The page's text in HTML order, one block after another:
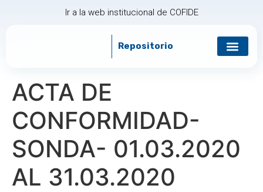
Ir a la web institucional de COFIDE
Repositorio
ACTA DE
CONFORMIDAD-
SONDA- 01.03.2020
AL 31.03.2020